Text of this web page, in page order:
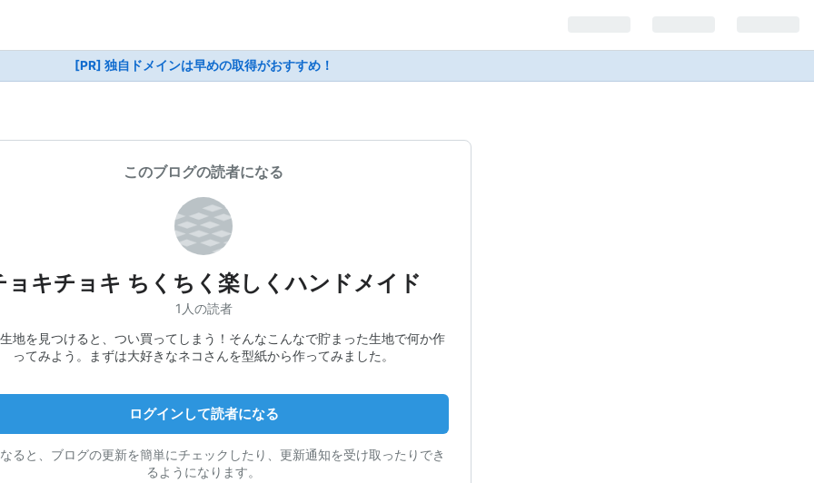
[PR] 独自ドメインは早めの取得がおすすめ！
このブログの読者になる
ョキチョキ ちくちく楽しくハンドメイド
1人の読者
地を見つけると、つい買ってしまう！そんなこんなで貯まった生地で何か作
ってみよう。まずは大好きなネコさんを型紙から作ってみました。
ログインして読者になる
ると、ブログの更新を簡単にチェックしたり、更新通知を受け取ったりでき
るようになります。